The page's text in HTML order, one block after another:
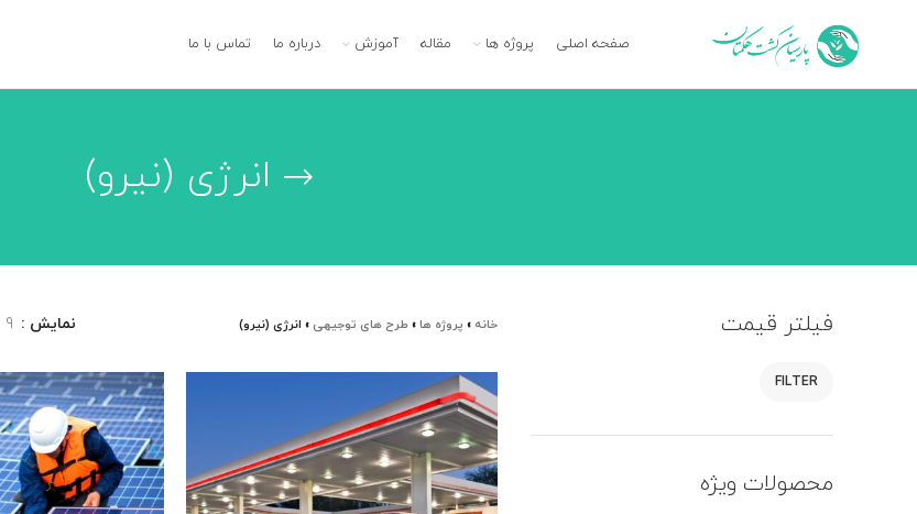
صفحه اصلی پروژه ها مقاله آموزش درباره ما تماس با ما
انرژی (نیرو)
فیلتر قیمت
FILTER
محصولات ویژه
خانه » پروژه ها»طرح های توجیهی» انرژی (نیرو) نمایش 9